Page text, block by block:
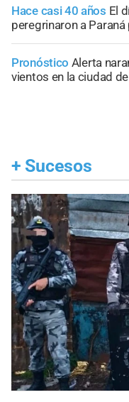
Hace casi 40 años El
peregrinaron a
Pronóstico Alerta
vientos en la ciudad
+ Sucesos